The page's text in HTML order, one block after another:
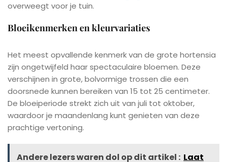
overweegt voor je tuin.
Bloeikenmerken en kleurvariaties
Het meest opvallende kenmerk van de grote hortensia
zijn ongetwijfeld haar spectaculaire bloemen. Deze
verschijnen in grote, bolvormige trossen die een
doorsnede kunnen bereiken van 15 tot 25 centimeter.
De bloeiperiode strekt zich uit van juli tot oktober,
waardoor je maandenlang kunt genieten van deze
prachtige vertoning.
Andere lezers waren dol op dit artikel : Laat